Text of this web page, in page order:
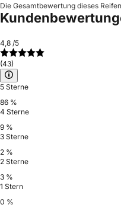
Die Gesamtbewertung dieses
4,8 /5
(43)
5 Sterne
86 %
4 Sterne
9 %
3 Sterne
2 %
2 Sterne
3 %
1 Stern
0 %